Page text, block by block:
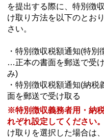
を提出する際に、特別徴
け取り方法を以下のとお
さい。
・特別徴収税額通知(特別
…正本の書面を郵送で受
み)
・特別徴収税額通知(納
面を郵送で受け取る
※特別徴収義務者用・納
れぞれ設定してください。
け取りを選択した場合は